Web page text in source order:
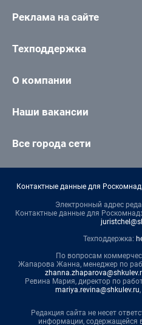
Реклама на сайте
Техподдержка
О компании
Наши вакансии
Все города сети
Контактные данные для
Электронный адрес
Контактные данные для
Техподдержка:
По вопросам
Жапарова Жанна, менеджер по
Ревина Мария, директор по
mariya.revina@shkulev.ru
Редакция сайта не несет
информации, содержащейся